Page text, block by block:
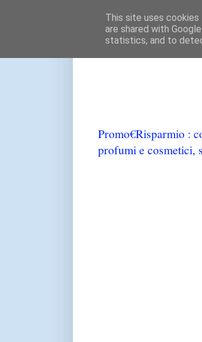
Promo€Risparmio :
profumi e cosmetici,
This site uses
are shared with
statistics, and to